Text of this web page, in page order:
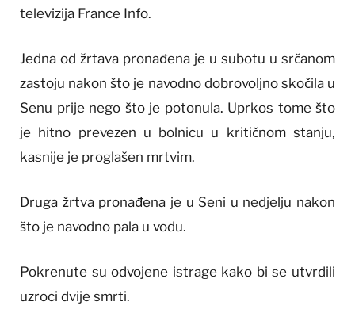
televizija France Info.
Jedna od žrtava pronađena je u subotu u srčanom
zastoju nakon što je navodno dobrovoljno skočila u
Senu prije nego što je potonula. Uprkos tome što
je hitno prevezen u bolnicu u kritičnom stanju,
kasnije je proglašen mrtvim.
Druga žrtva pronađena je u Seni u nedjelju nakon
što je navodno pala u vodu.
Pokrenute su odvojene istrage kako bi se utvrdili
uzroci dvije smrti.